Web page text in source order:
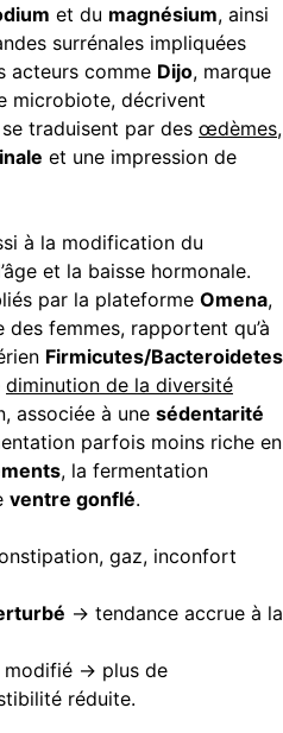
et du magnésium, ainsi
surrénales impliquées
acteurs comme Dijo, marque
microbiote, décrivent
traduisent par des œdèmes,
et une impression de
à la modification du
et la baisse hormonale.
par la plateforme Omena,
femmes, rapportent qu’à
Firmicutes/Bacteroidetes
diminution de la diversité
associée à une sédentarité
parfois moins riche en
, la fermentation
ventre gonflé.
gaz, inconfort
→ tendance accrue à la
modifié → plus de
réduite.